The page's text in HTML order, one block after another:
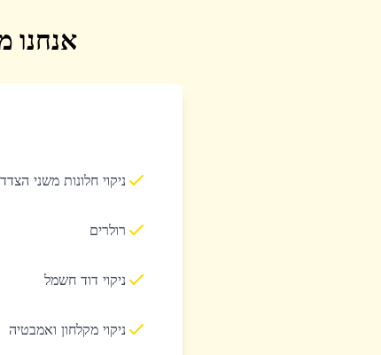
אנחנו
ניקוי חלונות משני
רולרים
ניקוי דוד חשמל
ניקוי מקלחון ואמבטיה